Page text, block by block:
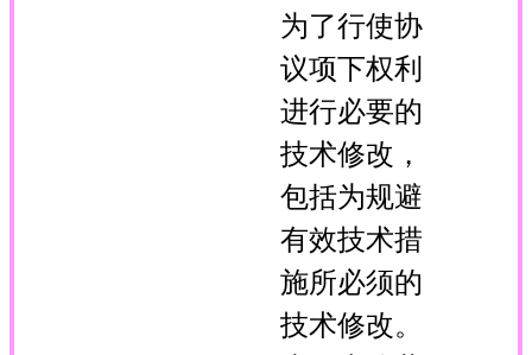
为了行使协
议项下权利
进行必要的
技术修改，
包括为规避
有效技术措
施所必须的
技术修改。